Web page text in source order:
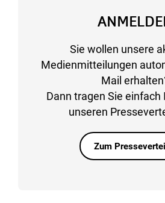
Sie wollen unsere
Medienmitteilungen
Mail
Dann tragen Sie einfach
unseren
Zum